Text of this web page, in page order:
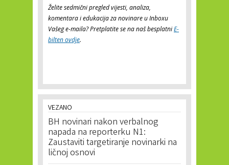
Želite sedmični pregled vijesti, analiza,
komentara i edukacija za novinare u Inboxu
Vašeg e-maila? Pretplatite se na naš besplatniE-
bilten ovdje.
VEZANO
BH novinari nakon verbalnog
napada na reporterku N1:
Zaustaviti targetiranje novinarki na
ličnoj osnovi